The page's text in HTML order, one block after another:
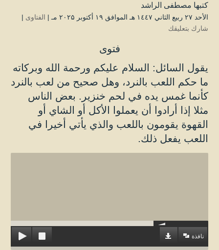
كتبها مصطفى الراشد
الأحد ۲۷ ربيع الثاني ۱٤٤۷ هـ الموافق ۱۹ أكتوبر ۲۰۲۵ مـ | الفتاوى |
شارك بتعليقك
فتوى
يقول السائل: السلام عليكم ورحمة الله وبركاته
ما حكم اللعب بالنرد، وهل صحيح من لعب بالنرد
كأنما غمس يده في لحم خنزير. بعض الناس
مثلا إذا أرادوا أن يعملوا الأكل أو الشاي أو
القهوة يقومون باللعب والذي يأتي أخيرا في
اللعب يفعل ذلك.
نافذة